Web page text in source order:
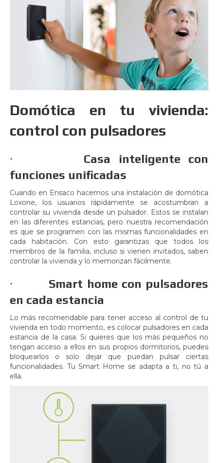
Domótica en tu vivienda:
control con pulsadores
· Casa inteligente con
funciones unificadas
Cuando en Ensaco hacemos una instalación de domótica
Loxone, los usuarios rápidamente se acostumbran a
controlar su vivienda desde un pulsador. Estos se instalan
en las diferentes estancias, pero nuestra recomendación
es que se programen con las mismas funcionalidades en
cada habitación. Con esto garantizas que todos los
miembros de la familia, incluso si vienen invitados, saben
controlar la vivienda y lo memorizan fácilmente.
· Smart home con pulsadores
en cada estancia
Lo más recomendable para tener acceso al control de tu
vivienda en todo momento, es colocar pulsadores en cada
estancia de la casa. Si quieres que los más pequeños no
tengan acceso a ellos en sus propios dormitorios, puedes
bloquearlos o solo dejar que puedan pulsar ciertas
funcionalidades. Tu Smart Home se adapta a ti, no tú a
ella.